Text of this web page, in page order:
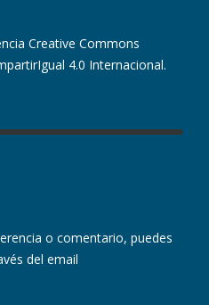
Creative Commons
4.0 Internacional.
o comentario, puedes
del email